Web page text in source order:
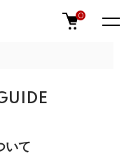
0
いて